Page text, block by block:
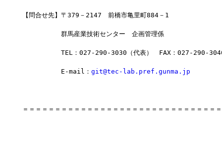
【問合せ先】〒379－2147　前橋市亀里町884－1
群馬産業技術センター　企画管理係
TEL：027-290-3030（代表）　FAX：027-290-
E-mail： git@tec-lab.pref.gunma.jp
＝＝＝＝＝＝＝＝＝＝＝＝＝＝＝＝＝＝＝＝＝＝＝＝＝＝＝＝＝＝